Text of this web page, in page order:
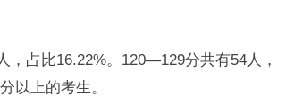
占比16.22%。120—129分共有54人，
以上的考生。